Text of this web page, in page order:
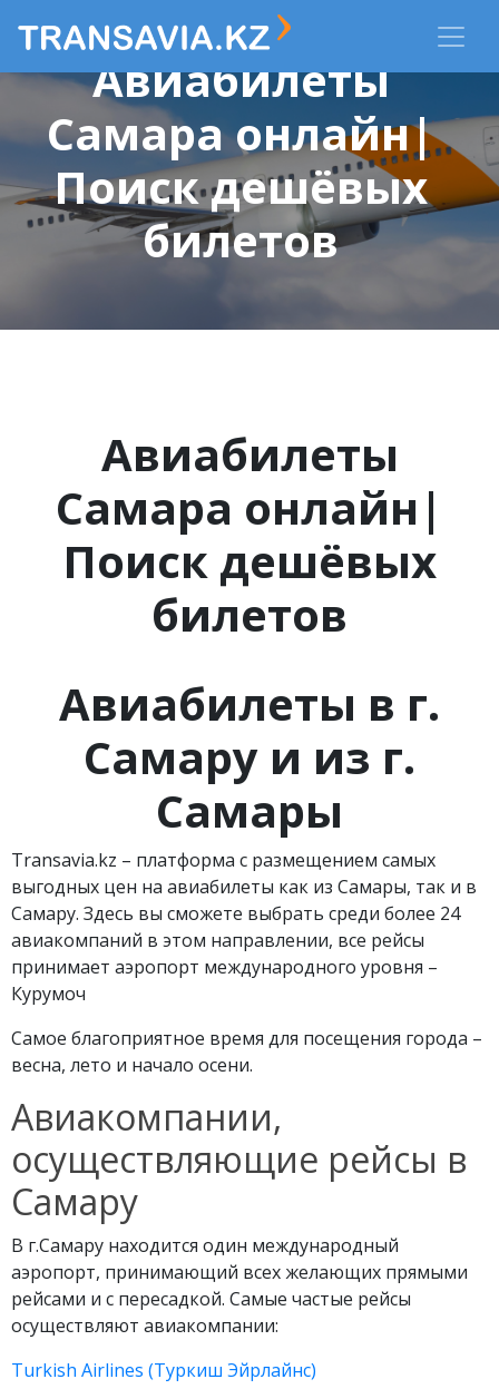
Авиабилеты
Самара онлайн|
Поиск дешёвых
билетов
Авиабилеты
Самара онлайн|
Поиск дешёвых
билетов
Авиабилеты в г.
Самару и из г.
Самары
Transavia.kz – платформа с размещением самых
выгодных цен на авиабилеты как из Самары, так и в
Самару. Здесь вы сможете выбрать среди более 24
авиакомпаний в этом направлении, все рейсы
принимает аэропорт международного уровня –
Курумоч
Самое благоприятное время для посещения города –
весна, лето и начало осени.
Авиакомпании,
осуществляющие рейсы в
Самару
В г.Самару находится один международный
аэропорт, принимающий всех желающих прямыми
рейсами и с пересадкой. Самые частые рейсы
осуществляют авиакомпании:
Turkish Airlines (Туркиш Эйрлайнс)